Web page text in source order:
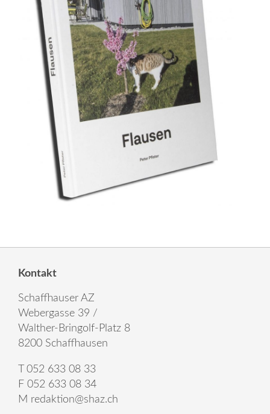
Kontakt
Schaffhauser AZ
Webergasse 39 /
Walther-Bringolf-Platz 8
8200 Schaffhausen
T 052 633 08 33
F 052 633 08 34
M redaktion@shaz.ch